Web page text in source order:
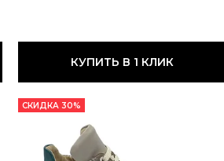
КУПИТЬ В 1 КЛИК
СКИДКА 30%